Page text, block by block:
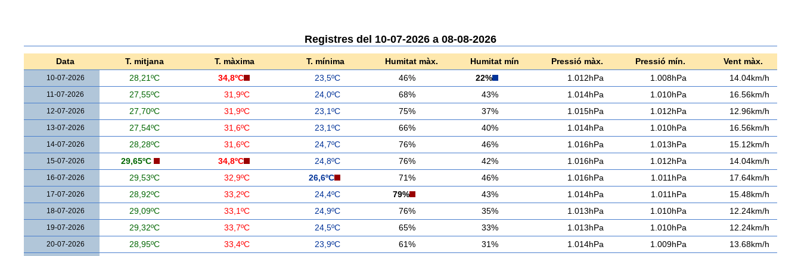
Registres del 10-07-2026 a 08-08-2026
Data T. mitjana T. màxima T. mínima Humitat màx. Humitat mín Pressió màx. Pressió mín. Vent màx.
10-07-2026 28,21ºC 34,8ºC 23,5ºC 46% 22% 1.012hPa 1.008hPa 14.04km/h
11-07-2026 27,55ºC 31,9ºC 24,0ºC 68% 43% 1.014hPa 1.010hPa 16.56km/h
12-07-2026 27,70ºC 31,9ºC 23,1ºC 75% 37% 1.015hPa 1.012hPa 12.96km/h
13-07-2026 27,54ºC 31,6ºC 23,1ºC 66% 40% 1.014hPa 1.010hPa 16.56km/h
14-07-2026 28,28ºC 31,6ºC 24,7ºC 76% 46% 1.016hPa 1.013hPa 15.12km/h
15-07-2026 29,65ºC 34,8ºC 24,8ºC 76% 42% 1.016hPa 1.012hPa 14.04km/h
16-07-2026 29,53ºC 32,9ºC 26,6ºC 71% 46% 1.016hPa 1.011hPa 17.64km/h
17-07-2026 28,92ºC 33,2ºC 24,4ºC 79% 43% 1.014hPa 1.011hPa 15.48km/h
18-07-2026 29,09ºC 33,1ºC 24,9ºC 76% 35% 1.013hPa 1.010hPa 12.24km/h
19-07-2026 29,32ºC 33,7ºC 24,5ºC 65% 33% 1.013hPa 1.010hPa 12.24km/h
20-07-2026 28,95ºC 33,4ºC 23,9ºC 61% 31% 1.014hPa 1.009hPa 13.68km/h